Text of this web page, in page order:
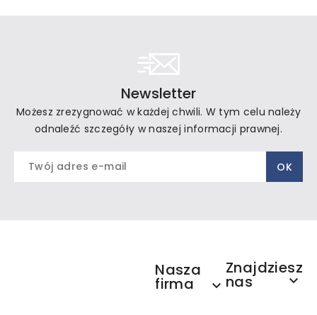
Newsletter
Możesz zrezygnować w każdej chwili. W tym celu należy
odnaleźć szczegóły w naszej informacji prawnej.
Nasza
firma 
Znajdziesz
nas 